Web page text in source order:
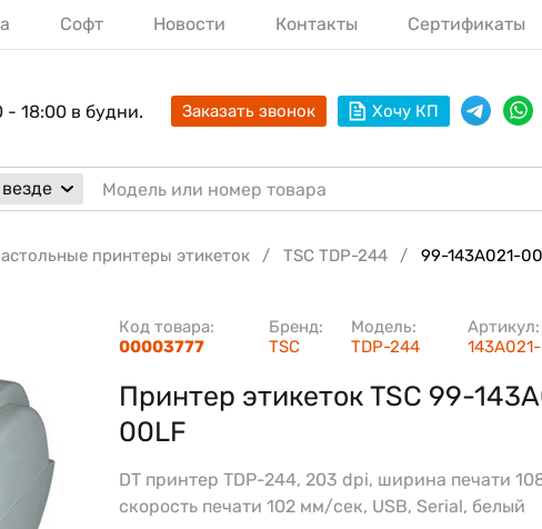
Софт Новости Контакты Сертификаты
- 18:00 в будни. Заказать звонок Хочу КП
принтеры этикеток TSC TDP-244 99-143A021-
Бренд:
TSC
Модель:
TDP-244
Код товара:
00003777
Принтер этикеток TSC 99-
00LF
DT принтер TDP-244, 203 dpi, ширина печати
скорость печати 102 мм/сек, USB, Serial, белый